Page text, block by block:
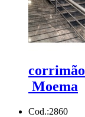
Moema
Cod.:2860